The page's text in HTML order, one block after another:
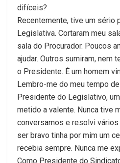
difíceis?
Recentemente, tive um sério
Legislativa. Cortaram meu
sala do Procurador. Poucos
ajudar. Outros sumiram, nem
o Presidente. É um homem
Lembro-me do meu tempo
Presidente do Legislativo,
metido a valente. Nunca tive
conversamos e resolvi
ser bravo tinha por mim um
recebia sempre. Nunca me
Como Presidente do